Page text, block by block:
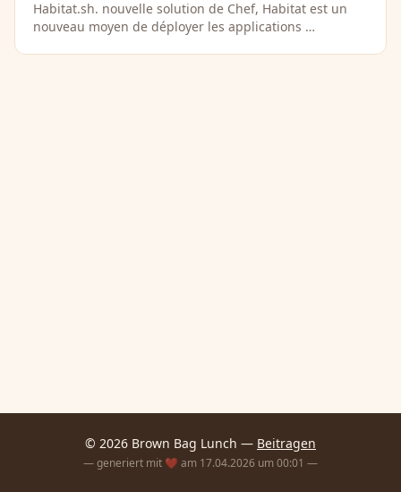
Habitat.sh. nouvelle solution de Chef, Habitat est un
nouveau moyen de déployer les applications …
© 2026 Brown Bag Lunch — Beitragen
— generiert mit ❤️ am 17.04.2026 um 00:01 —